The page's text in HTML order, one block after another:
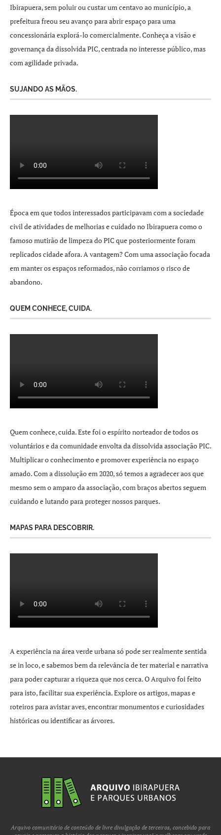
Ibirapuera, sem poluir ou custar um centavo ao município, a
prefeitura freou seu avanço para abrir espaço para uma
concessionária explorá-lo comercialmente. Conheça a visão e
governança da dissolvida PIC, centrada no interesse público, mas
com agilidade privada.
SUJANDO AS MÃOS.
Época em que todos interessados participavam com a sociedade
civil de atividades de melhorias e cuidado no Ibirapuera como o
famoso mutirão de limpeza do PIC que posteriormente foram
replicados cidade afora. A vantagem? Com uma associação focada
em manter os espaços reformados, não corriamos o risco de
abandono.
QUEM CONHECE, CUIDA.
Quem conhece, cuida. Este foi o espírito norteador de todos os
voluntários e da comunidade envolta da dissolvida associação PIC.
Multiplicar o conhecimento e promover experiência no espaço
amado. Com a dissolução em 2020, só temos a agradecer aos que
mesmo sem o amparo da associação, com braços abertos seguem
cuidando e lutando para proteger nossos parques.
MAPAS PARA DESCOBRIR.
A experiência na área verde urbana só pode ser realmente sentida
se in loco, e sabemos bem da relevância de ter material e narrativa
para poder capturar a riqueza que nos cerca. O Arquivo foi feito
para isto, facilitar sua experiência. Explore os artigos, mapas e
roteiros para avistar aves, encontrar monumentos e curiosidades
históricas ou identificar as árvores.
Arquivo comunitário de conteúdo de livre divulgação de terceiros, concebido para